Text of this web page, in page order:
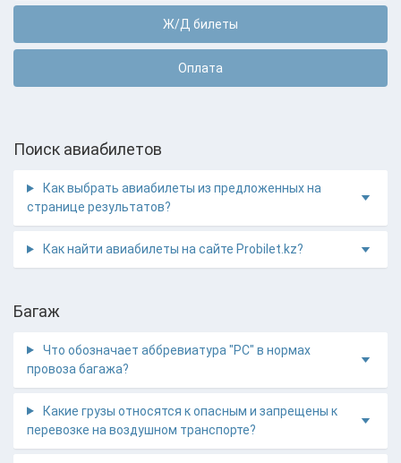
Ж/Д билеты
Оплата
Поиск авиабилетов
Как выбрать авиабилеты из предложенных на
странице результатов?
Как найти авиабилеты на сайте Probilet.kz?
Багаж
Что обозначает аббревиатура "PC" в нормах
провоза багажа?
Какие грузы относятся к опасным и запрещены к
перевозке на воздушном транспорте?